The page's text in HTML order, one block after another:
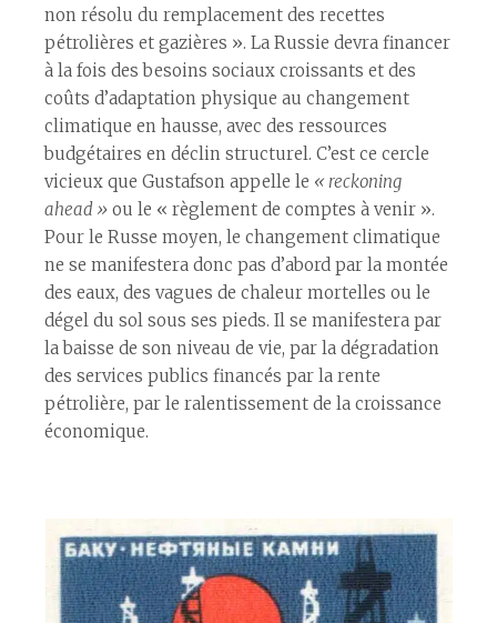
non résolu du remplacement des recettes
pétrolières et gazières ». La Russie devra financer
à la fois des besoins sociaux croissants et des
coûts d’adaptation physique au changement
climatique en hausse, avec des ressources
budgétaires en déclin structurel. C’est ce cercle
vicieux que Gustafson appelle le « reckoning
ahead » ou le « règlement de comptes à venir ».
Pour le Russe moyen, le changement climatique
ne se manifestera donc pas d’abord par la montée
des eaux, des vagues de chaleur mortelles ou le
dégel du sol sous ses pieds. Il se manifestera par
la baisse de son niveau de vie, par la dégradation
des services publics financés par la rente
pétrolière, par le ralentissement de la croissance
économique.